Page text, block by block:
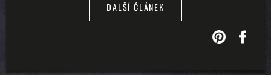
DALŠÍ ČLÁNEK